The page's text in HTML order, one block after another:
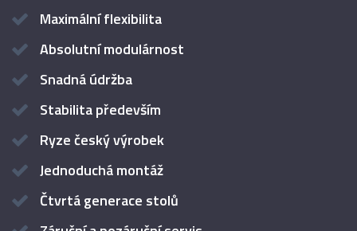
Maximální flexibilita
Absolutní modulárnost
Snadná údržba
Stabilita především
Ryze český výrobek
Jednoduchá montáž
Čtvrtá generace stolů